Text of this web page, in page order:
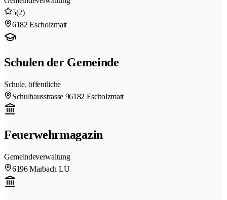
5(2)
6182 Escholzmatt
Schulen der Gemeinde
Schule, öffentliche
Schulhausstrasse 96182 Escholzmatt
Feuerwehrmagazin
Gemeindeverwaltung
6196 Marbach LU